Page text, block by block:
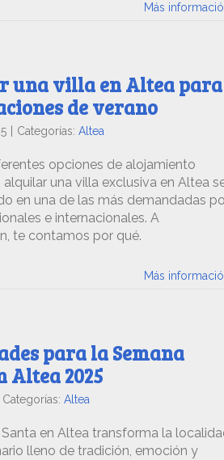
Más
una villa en Altea para
de verano
Categorías: Altea
opciones de alojamiento
alquilar una villa exclusiva en Altea
en una de las más demandadas
e internacionales. A
te contamos por qué.
Más
para la Semana
Altea 2025
Categorías: Altea
Santa en Altea transforma la
lleno de tradición, emoción y